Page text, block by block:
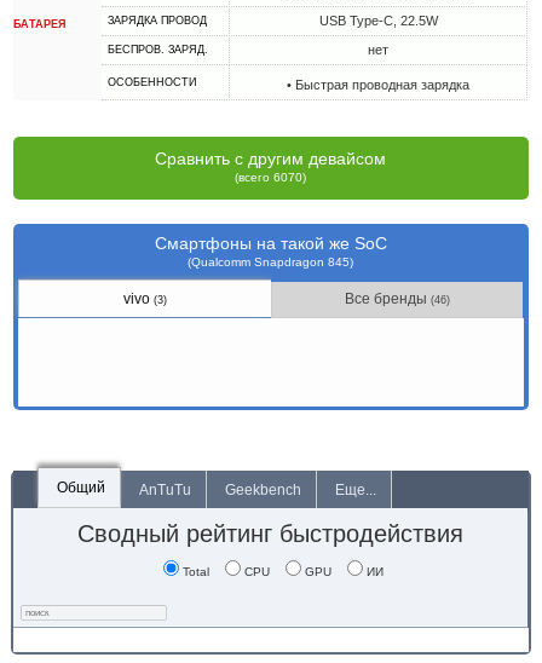
БАТАРЕЯ ЗАРЯДКА ПРОВОД USB Type-C, 22.5W
БЕСПРОВ. ЗАРЯД. нет
ОСОБЕННОСТИ • Быстрая проводная зарядка
Сравнить с другим девайсом
(всего 6070)
Смартфоны на такой же SoC
(Qualcomm Snapdragon 845)
vivo(3) Все бренды(46)
Общий AnTuTu Geekbench Еще...
Сводный рейтинг быстродействия
Total CPU GPU ИИ